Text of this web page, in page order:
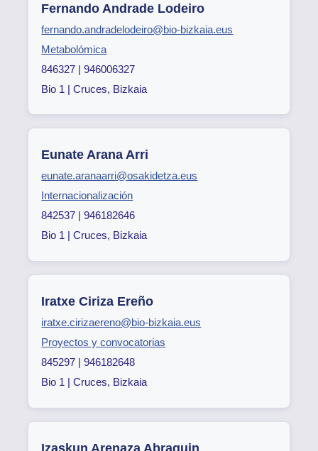
Fernando Andrade Lodeiro
fernando.andradelodeiro@bio-bizkaia.eus
Metabolómica
846327 | 946006327
Bio 1 | Cruces, Bizkaia
Eunate Arana Arri
eunate.aranaarri@osakidetza.eus
Internacionalización
842537 | 946182646
Bio 1 | Cruces, Bizkaia
Iratxe Ciriza Ereño
iratxe.cirizaereno@bio-bizkaia.eus
Proyectos y convocatorias
845297 | 946182648
Bio 1 | Cruces, Bizkaia
Izaskun Arenaza Abraguin